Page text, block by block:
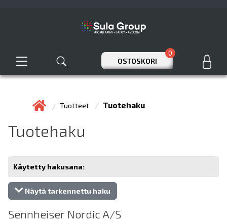
OSTOSKORI
0
Tuotteet Tuotehaku
Tuotehaku
Käytetty hakusana:
Näytä tarkennettu haku
Sennheiser Nordic A/S